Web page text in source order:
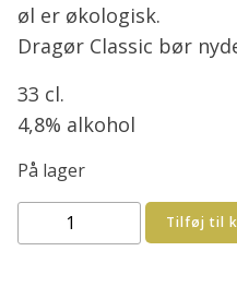
øl er økologisk.
Dragør Classic bør
33 cl.
4,8% alkohol
På lager
Dragør
Classic
Tilføj til